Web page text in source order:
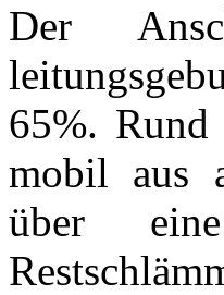
Der
65%. Rund
mobil aus
über